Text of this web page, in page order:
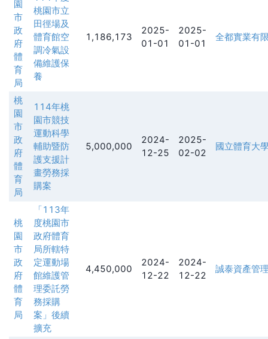
園
市
政
府
體
育
局
桃園市立
田徑場及
體育館空
調冷氣設
備維護保
養
1,186,173
2025-
01-01
2025-
01-01
全都實業有
桃
園
市
政
府
體
育
局
114年桃
園市競技
運動科學
輔助暨防
護支援計
畫勞務採
購案
5,000,000
2024-
12-25
2025-
02-02
國立體育大
桃
園
市
政
府
體
育
局
「113年
度桃園市
政府體育
局所轄特
定運動場
館維護管
理委託勞
務採購
案」後續
擴充
4,450,000
2024-
12-22
2024-
12-22
誠泰資產管